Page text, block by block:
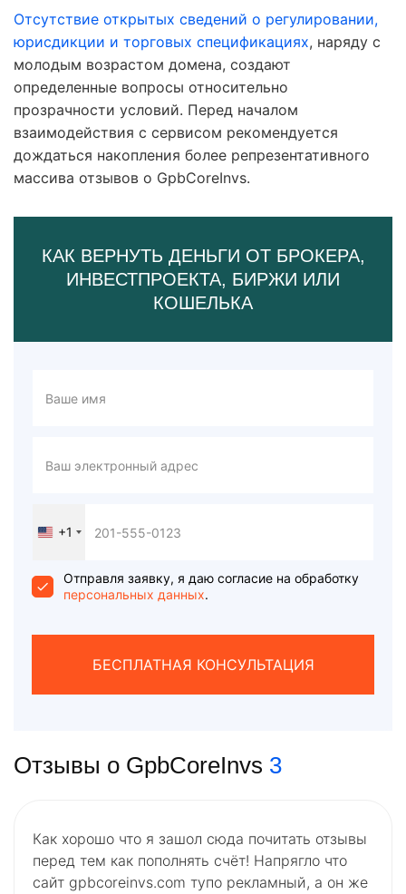
Отсутствие открытых сведений о регулировании,
юрисдикции и торговых спецификациях, наряду с
молодым возрастом домена, создают
определенные вопросы относительно
прозрачности условий. Перед началом
взаимодействия с сервисом рекомендуется
дождаться накопления более репрезентативного
массива отзывов о GpbCoreInvs.
КАК ВЕРНУТЬ ДЕНЬГИ ОТ БРОКЕРА,
ИНВЕСТПРОЕКТА, БИРЖИ ИЛИ
КОШЕЛЬКА
United
+1
+1
Отправля заявку, я даю согласие на обработку
персональных данных.
БЕСПЛАТНАЯ КОНСУЛЬТАЦИЯ
Отзывы о GpbCoreInvs 3
Как хорошо что я зашол сюда почитать отзывы
перед тем как пополнять счёт! Напрягло что
сайт gpbcoreinvs.com тупо рекламный, а он же